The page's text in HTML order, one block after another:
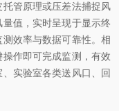
管原理或压差法捕捉风
值，实时呈现于显示终
效率与数据可靠性。相
作即可完成监测，有效
实验室各类送风口、回